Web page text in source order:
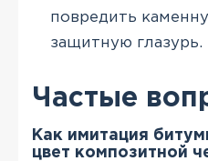
повредить
защитную глазурь.
Частые
Как имитация
цвет композитной